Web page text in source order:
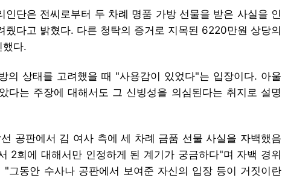
인단은 전씨로부터 두 차례 명품 가방 선물을 받은 사실을 인
줬다고 밝혔다. 다른 청탁의 증거로 지목된 6220만원 상당의
했다.
의 상태를 고려했을 때 "사용감이 있었다"는 입장이다. 아울
다는 주장에 대해서도 그 신빙성을 의심된다는 취지로 설명
공판에서 김 여사 측에 세 차례 금품 선물 사실을 자백했음
2회에 대해서만 인정하게 된 계기가 궁금하다"며 자백 경위
그동안 수사나 공판에서 보여준 자신의 입장 등이 거짓이란